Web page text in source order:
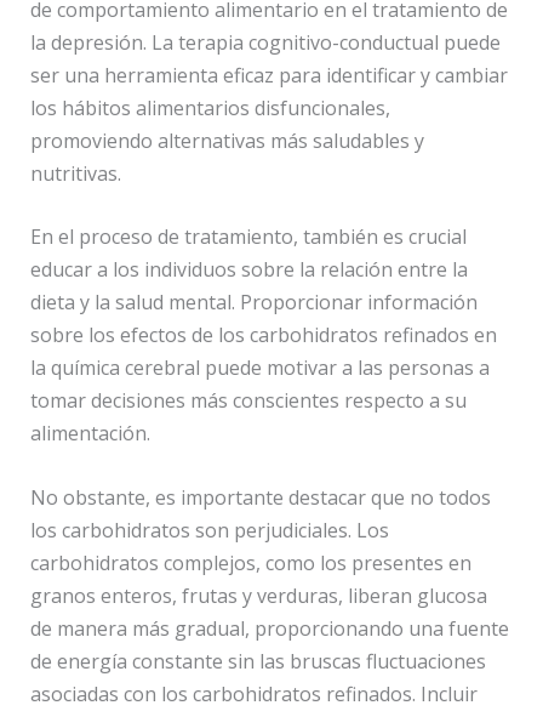
de comportamiento alimentario en el tratamiento de
la depresión. La terapia cognitivo-conductual puede
ser una herramienta eficaz para identificar y cambiar
los hábitos alimentarios disfuncionales,
promoviendo alternativas más saludables y
nutritivas.
En el proceso de tratamiento, también es crucial
educar a los individuos sobre la relación entre la
dieta y la salud mental. Proporcionar información
sobre los efectos de los carbohidratos refinados en
la química cerebral puede motivar a las personas a
tomar decisiones más conscientes respecto a su
alimentación.
No obstante, es importante destacar que no todos
los carbohidratos son perjudiciales. Los
carbohidratos complejos, como los presentes en
granos enteros, frutas y verduras, liberan glucosa
de manera más gradual, proporcionando una fuente
de energía constante sin las bruscas fluctuaciones
asociadas con los carbohidratos refinados. Incluir